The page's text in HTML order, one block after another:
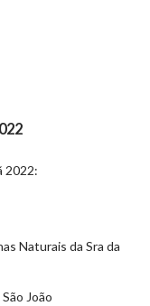
2022:
Naturais da Sra da
João